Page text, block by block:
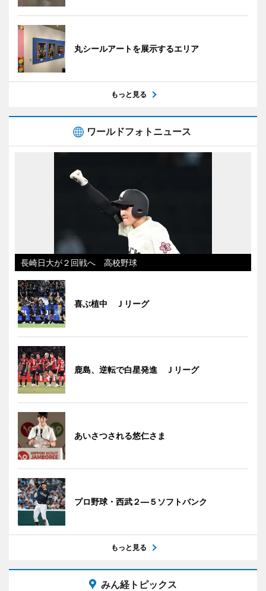
丸シールアートを展示するエリア
もっと見る
ワールドフォトニュース
長崎日大が２回戦へ 高校野球
喜ぶ植中 Ｊリーグ
鹿島、逆転で白星発進 Ｊリーグ
あいさつされる悠仁さま
プロ野球・西武２―５ソフトバンク
もっと見る
みん経トピックス